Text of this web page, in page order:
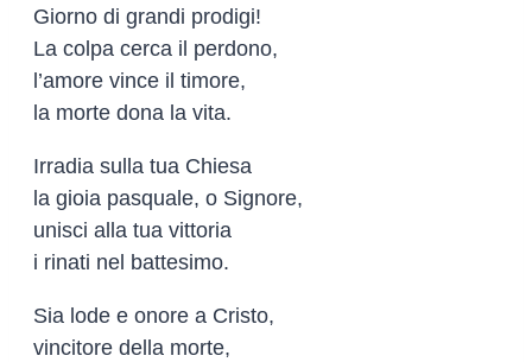
Giorno di grandi prodigi!
La colpa cerca il perdono,
l’amore vince il timore,
la morte dona la vita.
Irradia sulla tua Chiesa
la gioia pasquale, o Signore,
unisci alla tua vittoria
i rinati nel battesimo.
Sia lode e onore a Cristo,
vincitore della morte,